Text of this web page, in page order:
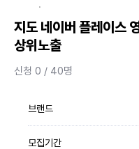
·
지도 네이버 플레이스
상위노출
신청 0 / 40명
브랜드
모집기간